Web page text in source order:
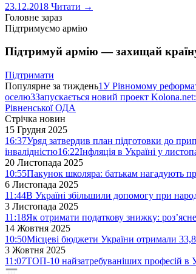
23.12.2018 Читати →
Головне зараз
Підтримуємо армію
Підтримуй армію — захищай
Підтримати
Популярне за тиждень1У Рівномому
оселю3Запускається новий проект
Рівненської ОДА
Стрічка новин
15 Грудня 2025
16:37Уряд затвердив план підготовки до
інвалідністю16:22Інфляція в Україні у
20 Листопада 2025
10:55Пакунок школяра: батькам нагадують
6 Листопада 2025
11:44В Україні збільшили допомогу при
3 Листопада 2025
11:18Як отримати податкову знижку:
14 Жовтня 2025
10:50Місцеві бюджети України отримали
3 Жовтня 2025
11:07ТОП-10 найзатребуваніших професій в